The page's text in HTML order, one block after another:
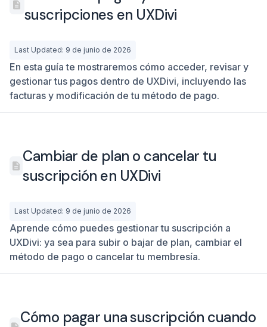
suscripciones en UXDivi
Last Updated: 9 de junio de 2026
En esta guía te mostraremos cómo acceder, revisar y
gestionar tus pagos dentro de UXDivi, incluyendo las
facturas y modificación de tu método de pago.
Cambiar de plan o cancelar tu
suscripción en UXDivi
Last Updated: 9 de junio de 2026
Aprende cómo puedes gestionar tu suscripción a
UXDivi: ya sea para subir o bajar de plan, cambiar el
método de pago o cancelar tu membresía.
Cómo pagar una suscripción cuando